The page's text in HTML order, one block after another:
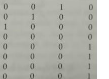
सर्किट है। इसके आउटपुट SUM
में X, Y, Z इनपुट हैं और C और S
click her Half-Subtractor